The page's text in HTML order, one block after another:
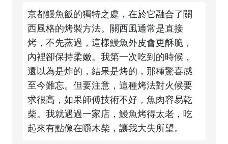
京都鰻魚飯的獨特之處，在於它融合了關
西風格的烤製方法。關西風通常是直接
烤，不先蒸過，這樣鰻魚外皮會更酥脆，
內裡卻保持柔嫩。我第一次吃到的時候，
還以為是炸的，結果是烤的，那種驚喜感
至今難忘。但要注意，這種烤法對火候要
求很高，如果師傅技術不好，魚肉容易乾
柴。我就遇過一家店，鰻魚烤得太老，吃
起來有點像在嚼木柴，讓我大失所望。